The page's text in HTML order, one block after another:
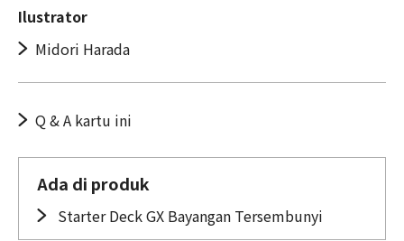
Ilustrator
Midori Harada
Q & A kartu ini
Ada di produk
Starter Deck GX Bayangan Tersembunyi